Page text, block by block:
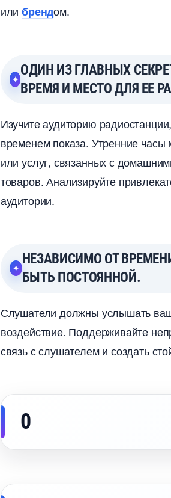
илирендом.
ОДИН ИЗ ГЛАВНЫХ
РЕМЯ И МЕСТО ДЛЯ ЕЕ
Изучите аудиторию
ременем показа. Утренние
или услуг, связанных с
товаров. Анализируйте
аудитории.
НЕЗАВИСИМО ОТ
БЫТЬ ПОСТОЯННОЙ.
Слушатели должны услышать
оздействие. Поддерживайте
связь с слушателем и создать
0